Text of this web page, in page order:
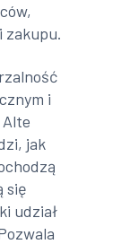
zakupu.
i
jak
się
udział